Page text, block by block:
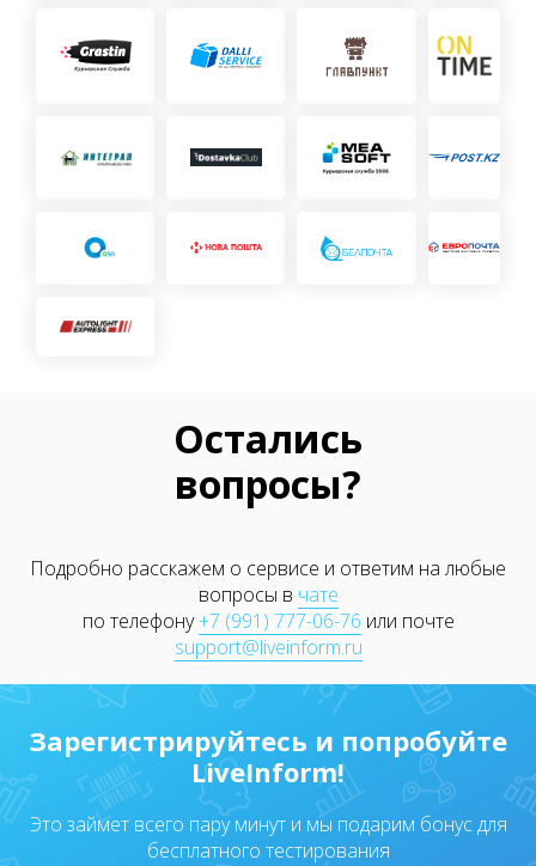
Остались
вопросы?
Подробно расскажем о сервисе и ответим на любые
вопросы в чате
по телефону+7 (991) 777-06-76 или почте
support@liveinform.ru
Зарегистрируйтесь и попробуйте
LiveInform!
Это займет всего пару минут и мы подарим бонус для
бесплатного тестирования